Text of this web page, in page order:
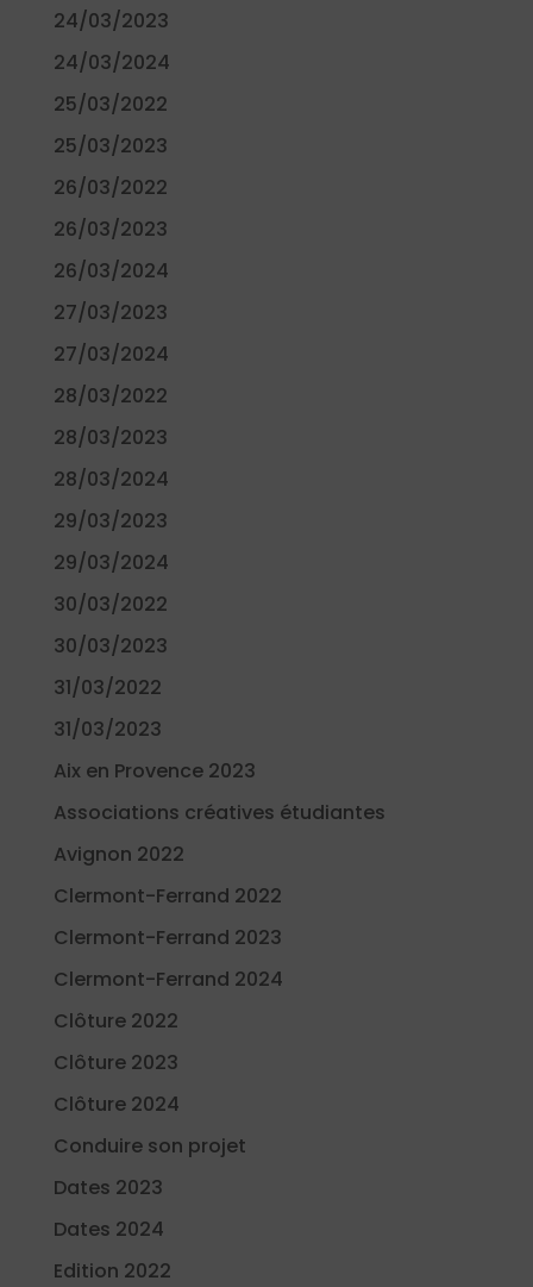
24/03/2023
24/03/2024
25/03/2022
25/03/2023
26/03/2022
26/03/2023
26/03/2024
27/03/2023
27/03/2024
28/03/2022
28/03/2023
28/03/2024
29/03/2023
29/03/2024
30/03/2022
30/03/2023
31/03/2022
31/03/2023
Aix en Provence 2023
Associations créatives étudiantes
Avignon 2022
Clermont-Ferrand 2022
Clermont-Ferrand 2023
Clermont-Ferrand 2024
Clôture 2022
Clôture 2023
Clôture 2024
Conduire son projet
Dates 2023
Dates 2024
Edition 2022